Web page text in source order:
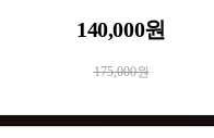
140,000원
175,000원